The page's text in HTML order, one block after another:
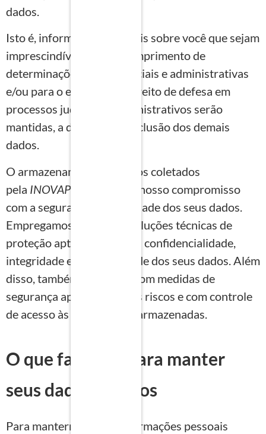
dados.
Isto é, informações pessoais sobre você que sejam
imprescindíveis para o cumprimento de
determinações legais, judiciais e administrativas
e/ou para o exercício do direito de defesa em
processos judiciais e administrativos serão
mantidas, a despeito da exclusão dos demais
dados.
O armazenamento de dados coletados
pela INOVAPLAN
reflete o nosso compromisso
com a segurança e privacidade dos seus dados.
Empregamos medidas e soluções técnicas de
proteção aptas a garantir a confidencialidade,
integridade e inviolabilidade dos seus dados. Além
disso, também contamos com medidas de
segurança apropriadas aos riscos e com controle
de acesso às informações armazenadas.
O que fazemos para manter
seus dados seguros
Para mantermos suas informações pessoais